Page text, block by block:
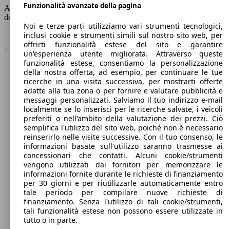
AutoScout24 non si assume alcuna responsabilità per la correttezza
dei dati.
Torna su
Benvenuti su AutoScout24, il mercato auto europeo.
Società
A proposito di AutoScout24
Stampa
Media
Condizioni generali
Informazioni
Privacy
Dichiarazione di Accessibilità
Funzionalità avanzate della pagina
Noi e terze parti utilizziamo vari strumenti tecnologici,
inclusi cookie e strumenti simili sul nostro sito web, per
offrirti funzionalità estese del sito e garantire
un'esperienza utente migliorata. Attraverso queste
funzionalità estese, consentiamo la personalizzazione
della nostra offerta, ad esempio, per continuare le tue
ricerche in una visita successiva, per mostrarti offerte
adatte alla tua zona o per fornire e valutare pubblicità e
messaggi personalizzati. Salviamo il tuo indirizzo e-mail
localmente se lo inserisci per le ricerche salvate, i veicoli
preferiti o nell'ambito della valutazione dei prezzi. Ciò
semplifica l'utilizzo del sito web, poiché non è necessario
reinserirlo nelle visite successive. Con il tuo consenso, le
informazioni basate sull'utilizzo saranno trasmesse ai
concessionari che contatti. Alcuni cookie/strumenti
vengono utilizzati dai fornitori per memorizzare le
informazioni fornite durante le richieste di finanziamento
per 30 giorni e per riutilizzarle automaticamente entro
tale periodo per compilare nuove richieste di
finanziamento. Senza l'utilizzo di tali cookie/strumenti,
tali funzionalità estese non possono essere utilizzate in
tutto o in parte.